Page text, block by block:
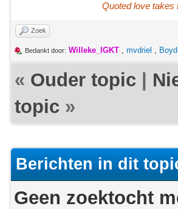
Quoted love takes
Zoek
Bedankt door: Willeke_IGKT , mvdriel ,
« Ouder topic
topic »
Berichten in dit
Geen zoektocht